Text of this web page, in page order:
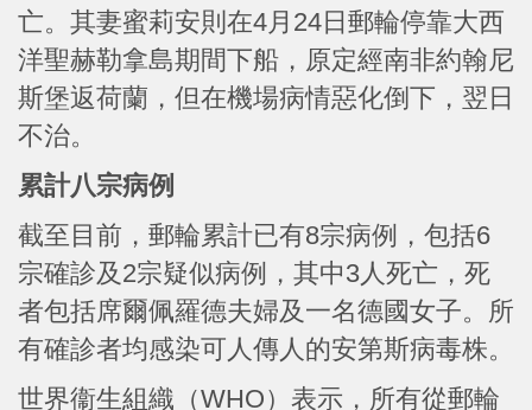
亡。其妻蜜莉安則在4月24日郵輪停靠大西
洋聖赫勒拿島期間下船，原定經南非約翰尼
斯堡返荷蘭，但在機場病情惡化倒下，翌日
不治。
累計八宗病例
截至目前，郵輪累計已有8宗病例，包括6
宗確診及2宗疑似病例，其中3人死亡，死
者包括席爾佩羅德夫婦及一名德國女子。所
有確診者均感染可人傳人的安第斯病毒株。
世界衞生組織（WHO）表示，所有從郵輪